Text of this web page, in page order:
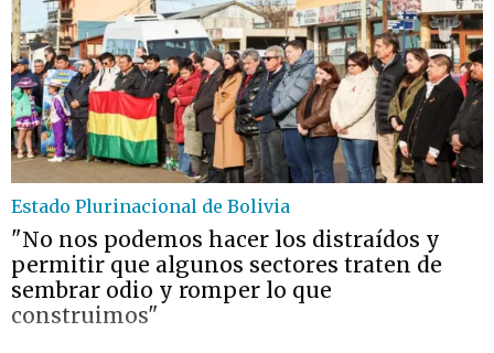
Estado Plurinacional de Bolivia
"No nos podemos hacer los distraídos y
permitir que algunos sectores traten de
sembrar odio y romper lo que
construimos"